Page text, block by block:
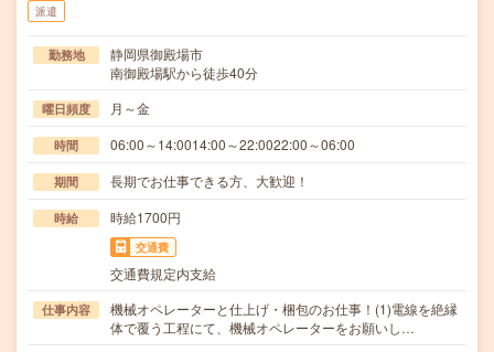
派遣
勤務地
静岡県御殿場市
南御殿場駅から徒歩40分
曜日頻度 月～金
時間 06:00～14:0014:00～22:0022:00～06:00
期間 長期でお仕事できる方、大歓迎！
時給 時給1700円
交通費
交通費規定内支給
仕事内容
機械オペレーターと仕上げ・梱包のお仕事！(1)電線を絶縁
体で覆う工程にて、機械オペレーターをお願いし…